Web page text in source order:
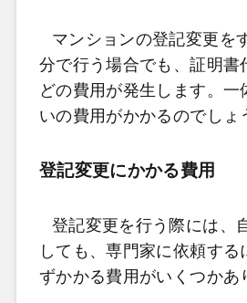
マンションの登記変更を
分で行う場合でも、証明書
どの費用が発生します。一
いの費用がかかるのでしょ
登記変更にかかる費用
登記変更を行う際には、
しても、専門家に依頼する
ずかかる費用がいくつかあ